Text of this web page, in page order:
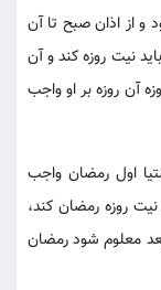
و از اذان صبح تا آن
نيت روزه كند و آن
آن روزه بر او واجب
اول رمضان واجب
نيت روزه رمضان كند،
معلوم شود رمضان